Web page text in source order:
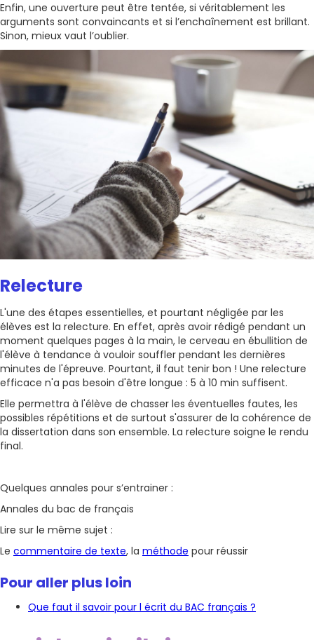
Enfin, une ouverture peut être tentée, si véritablement les
arguments sont convaincants et si l’enchaînement est brillant.
Sinon, mieux vaut l’oublier.
Relecture
L'une des étapes essentielles, et pourtant négligée par les
élèves est la relecture. En effet, après avoir rédigé pendant un
moment quelques pages à la main, le cerveau en ébullition de
l'élève à tendance à vouloir souffler pendant les dernières
minutes de l'épreuve. Pourtant, il faut tenir bon ! Une relecture
efficace n'a pas besoin d'être longue : 5 à 10 min suffisent.
Elle permettra à l'élève de chasser les éventuelles fautes, les
possibles répétitions et de surtout s'assurer de la cohérence de
la dissertation dans son ensemble. La relecture soigne le rendu
final.
Quelques annales pour s’entrainer :
Annales du bac de français
Lire sur le même sujet :
Le commentaire de texte, la méthode pour réussir
Pour aller plus loin
Que faut il savoir pour l écrit du BAC français ?